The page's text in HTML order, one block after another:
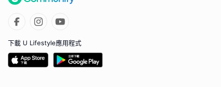
下載 U Lifestyle應用程式